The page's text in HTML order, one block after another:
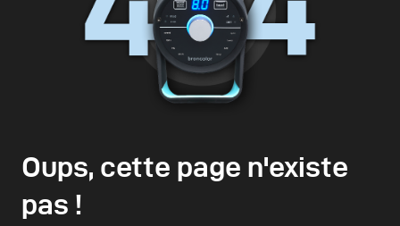
Oups, cette page n'existe
pas !